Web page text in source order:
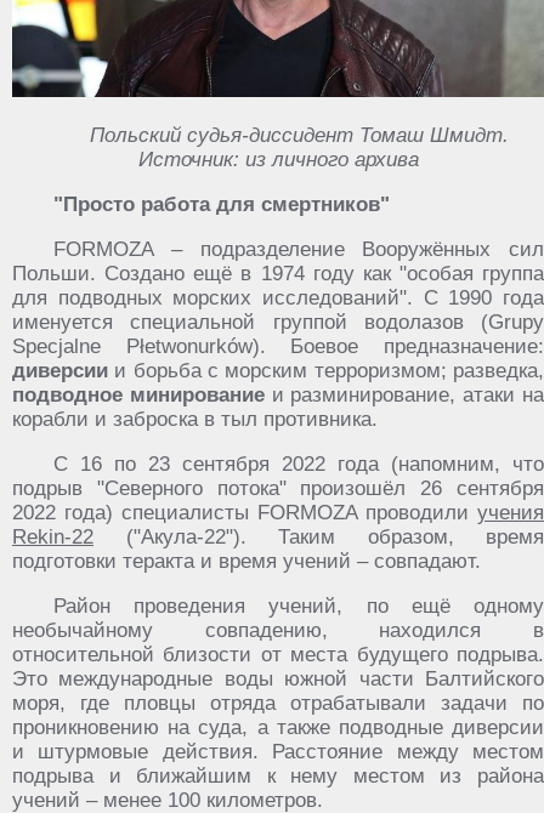
Польский судья-диссидент Томаш Шмидт.
Источник: из личного архива
"Просто работа для смертников"
FORMOZA – подразделение Вооружённых сил
Польши. Создано ещё в 1974 году как "особая группа
для подводных морских исследований". С 1990 года
именуется специальной группой водолазов (Grupy
Specjalne Płetwonurków). Боевое предназначение:
диверсии и борьба с морским терроризмом; разведка,
подводное минирование и разминирование, атаки на
корабли и заброска в тыл противника.
С 16 по 23 сентября 2022 года (напомним, что
подрыв "Северного потока" произошёл 26 сентября
2022 года) специалисты FORMOZA проводили учения
Rekin-22 ("Акула-22"). Таким образом, время
подготовки теракта и время учений – совпадают.
Район проведения учений, по ещё одному
необычайному совпадению, находился в
относительной близости от места будущего подрыва.
Это международные воды южной части Балтийского
моря, где пловцы отряда отрабатывали задачи по
проникновению на суда, а также подводные диверсии
и штурмовые действия. Расстояние между местом
подрыва и ближайшим к нему местом из района
учений – менее 100 километров.